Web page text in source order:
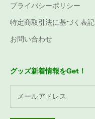
プライバシーポリシー
特定商取引法に基づく表記
お問い合わせ
グッズ新着情報をGet！